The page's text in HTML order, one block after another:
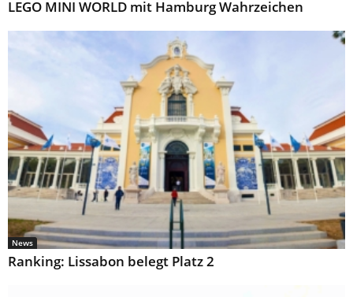
LEGO MINI WORLD mit Hamburg Wahrzeichen
News
Ranking: Lissabon belegt Platz 2